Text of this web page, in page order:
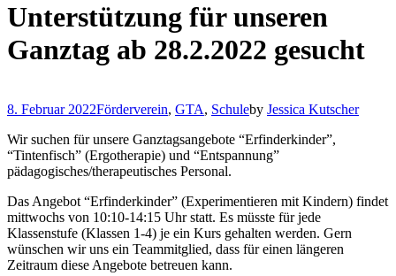
Unterstützung für unseren
Ganztag ab 28.2.2022 gesucht
8. Februar 2022Förderverein, GTA, Schuleby Jessica Kutscher
Wir suchen für unsere Ganztagsangebote “Erfinderkinder”,
“Tintenfisch” (Ergotherapie) und “Entspannung”
pädagogisches/therapeutisches Personal.
Das Angebot “Erfinderkinder” (Experimentieren mit Kindern) findet
mittwochs von 10:10-14:15 Uhr statt. Es müsste für jede
Klassenstufe (Klassen 1-4) je ein Kurs gehalten werden. Gern
wünschen wir uns ein Teammitglied, dass für einen längeren
Zeitraum diese Angebote betreuen kann.